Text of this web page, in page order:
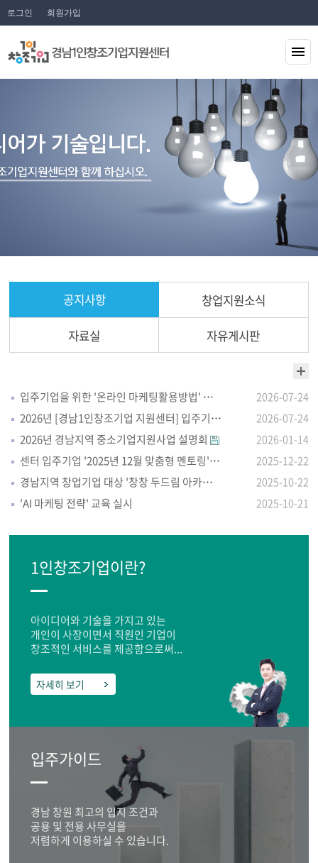
로그인 회원가입
공지사항 창업지원소식
자료실 자유게시판
입주기업을 위한 '온라인 마케팅활용방법' 자체교육 실시
2026-07-24
2026년 [경남1인창조기업 지원센터] 입주기업 모집 안내
2026-07-24
2026년 경남지역 중소기업지원사업 설명회
2026-01-14
센터 입주기업 '2025년 12월 맞춤형 멘토링'실시
2025-12-22
경남지역 창업기업 대상 '창창 두드림 아카데미'
2025-10-22
'AI 마케팅 전략' 교육 실시
2025-10-21
1인창조기업이란?
아이디어와 기술을 가지고 있는
개인이 사장이면서 직원인 기업이
창조적인 서비스를 제공함으로써...
자세히 보기
입주가이드
경남 창원 최고의 입지 조건과
공용 및 전용 사무실을
저렴하게 이용하실 수 있습니다.